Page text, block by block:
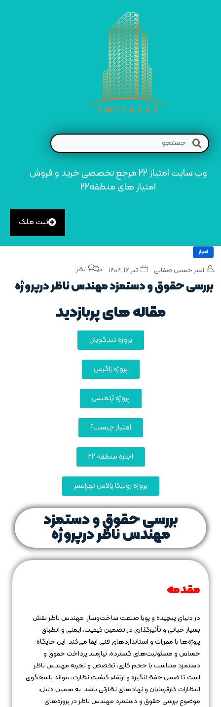
وب سایت امتیاز 22 مرجع تخصصی خرید و فروش
امتیاز های منطقه22
ثبت ملک
امتیاز
امیر حسین صفایی تیر ۱۶, ۱۴۰۴ 0 نظر
بررسی حقوق و دستمزد مهندس ناظر درپروژه‌
مقاله های پربازدید
پروژه تندگویان
پروژه زاگرس
پروژه آرتمیس
امتیاز چیست؟
اجاره منطقه 22
پروژه رونیکا پالاس تهرانسر
بررسی حقوق و دستمزد
مهندس ناظر درپروژه‌
مقدمه
در دنیای پیچیده و پویا صنعت ساخت‌وساز، مهندس ناظر نقش
بسیار حیاتی و تأثیرگذاری در تضمین کیفیت، ایمنی و انطباق
پروژه‌ها با مقررات و استانداردهای فنی ایفا می‌کند. این جایگاه
حساس و مسئولیت‌های گسترده، نیازمند پرداخت حقوق و
دستمزد متناسب با حجم کاری، تخصص و تجربه مهندس ناظر
است تا ضمن حفظ انگیزه و ارتقاء کیفیت نظارت، بتواند پاسخگوی
انتظارات کارفرمایان و نهادهای نظارتی باشد. به همین دلیل،
موضوع بررسی حقوق و دستمزد مهندس ناظر در پروژه‌های